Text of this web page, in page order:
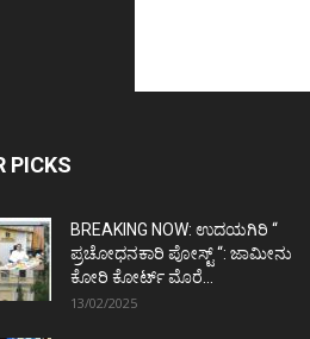
PICKS
BREAKING NOW: ಉದಯಗಿರಿ “
ಪ್ರಚೋಧನಕಾರಿ ಪೋಸ್ಟ್‌ “: ಜಾಮೀನು
ಕೋರಿ ಕೋರ್ಟ್‌ ಮೊರೆ...
13/02/2025